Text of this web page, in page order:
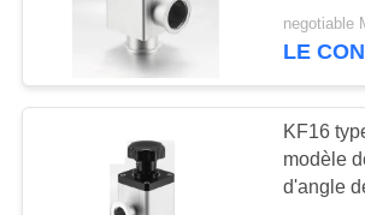
PROPOS
Pompe à vide
rouleau
d'angle
sous
negotiable
LE
KF16
modèle
d'angle